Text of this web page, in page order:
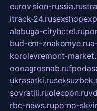
eurovision-russia.ru
itrack-24.ru
alabuga-cityhotel.ru
bud-em-znakomye.ru
korolevremont-
oooagrosnab.ru
ukrasotki.ru
sovratili.ruolecoon.ru
rbc-news.ruporno-